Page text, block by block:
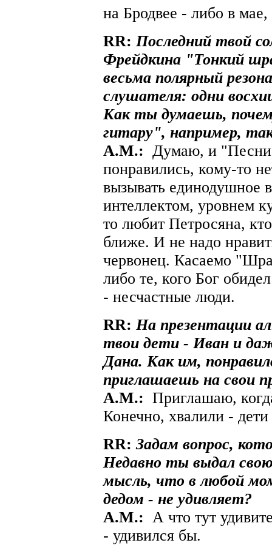
на Бродвее - либо в мае,
RR: Последний твой
Фрейдкина "Тонкий
весьма полярный
слушателя: одни
Как ты думаешь,
гитару", например,
A.М.: Думаю, и "Песни
понравились, кому-то
вызывать единодушное
интеллектом, уровнем
то любит Петросяна,
ближе. И не надо
червонец. Касаемо
либо те, кого Бог
- несчастные люди.
RR: На презентации
твои дети - Иван и
Дана. Как им,
приглашаешь на свои
A.М.: Приглашаю,
Конечно, хвалили -
RR: Задам вопрос,
Недавно ты выдал
мысль, что в любой
дедом - не удивляет?
A.М.: А что тут
- удивился бы.